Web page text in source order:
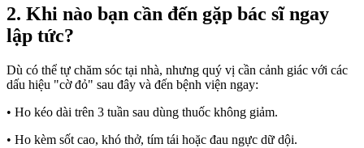
2. Khi nào bạn cần đến gặp bác sĩ ngay
lập tức?
Dù có thể tự chăm sóc tại nhà, nhưng quý vị cần cảnh giác với các
dấu hiệu "cờ đỏ" sau đây và đến bệnh viện ngay:
• Ho kéo dài trên 3 tuần sau dùng thuốc không giảm.
• Ho kèm sốt cao, khó thở, tím tái hoặc đau ngực dữ dội.